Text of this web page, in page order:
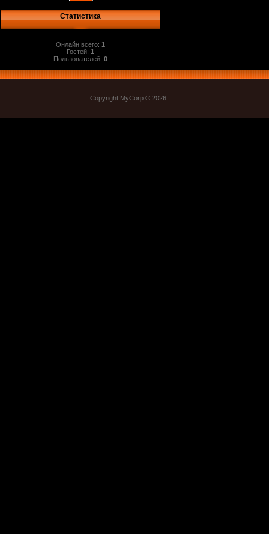
Статистика
Онлайн всего:1
Гостей:1
Пользователей:0
Copyright MyCorp © 2026